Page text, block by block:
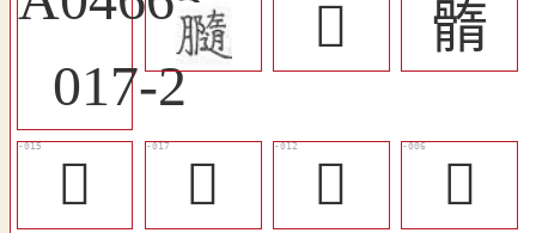
𩩜 䯝
󶲭 󶲮 󶲫
𩪄